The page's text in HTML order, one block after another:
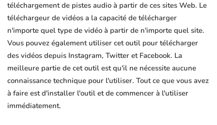
téléchargement de pistes audio à partir de ces sites Web. Le
téléchargeur de vidéos a la capacité de télécharger
n'importe quel type de vidéo à partir de n'importe quel site.
Vous pouvez également utiliser cet outil pour télécharger
des vidéos depuis Instagram, Twitter et Facebook. La
meilleure partie de cet outil est qu'il ne nécessite aucune
connaissance technique pour l'utiliser. Tout ce que vous avez
à faire est d'installer l'outil et de commencer à l'utiliser
immédiatement.